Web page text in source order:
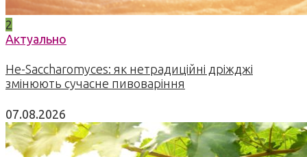
2
Актуально
Не-Saccharomyces: як нетрадиційні дріжджі
змінюють сучасне пивоваріння
07.08.2026